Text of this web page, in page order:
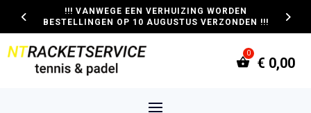
!!! VANWEGE EEN VERHUIZING WORDEN
BESTELLINGEN OP 10 AUGUSTUS VERZONDEN !!!
€ 0,00